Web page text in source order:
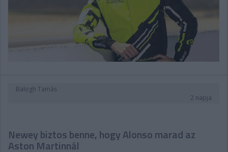
Balogh Tamás
2 napja
Newey biztos benne, hogy Alonso marad az
Aston Martinnál